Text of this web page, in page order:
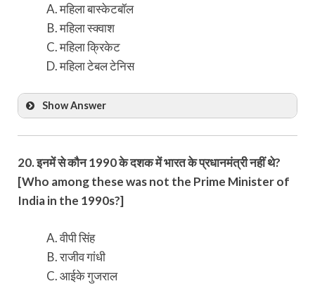
महिला बास्केटबॉल
महिला स्क्वाश
महिला क्रिकेट
महिला टेबल टेनिस
Show Answer
20. इनमें से कौन 1990 के दशक में भारत के प्रधानमंत्री नहीं थे?
[Who among these was not the Prime Minister of
India in the 1990s?]
वीपी सिंह
राजीव गांधी
आईके गुजराल